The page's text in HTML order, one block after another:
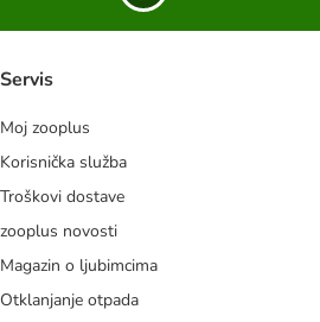
Servis
Moj zooplus
Korisnička služba
Troškovi dostave
zooplus novosti
Magazin o ljubimcima
Otklanjanje otpada